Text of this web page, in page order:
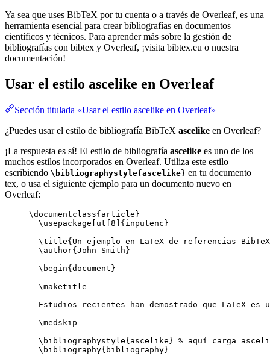
Ya sea que uses BibTeX por tu cuenta o a través de Overleaf, es una
herramienta esencial para crear bibliografías en documentos
científicos y técnicos. Para aprender más sobre la gestión de
bibliografías con bibtex y Overleaf, ¡visita bibtex.eu o nuestra
documentación!
Usar el estilo ascelike en Overleaf
Sección titulada «Usar el estilo ascelike en Overleaf»
¿Puedes usar el estilo de bibliografía BibTeX ascelike en Overleaf?
¡La respuesta es sí! El estilo de bibliografía ascelike es uno de los
muchos estilos incorporados en Overleaf. Utiliza este estilo
escribiendo \bibliographystyle{ascelike} en tu documento
tex, o usa el siguiente ejemplo para un documento nuevo en
Overleaf:
\documentclass{ article }
\usepackage
utf8 ]{ inputenc }
\title{Un ejemplo en LaTeX de referencias
\author{John Smith}
\begin{ document }
\maketitle
Estudios recientes han demostrado que LaTeX
\medskip
\bibliographystyle{ascelike} % aquí carga
\bibliography{bibliography}